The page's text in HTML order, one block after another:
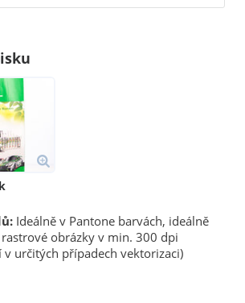
Ideálně v Pantone barvách, ideálně
obrázky v min. 300 dpi
v určitých případech vektorizaci)